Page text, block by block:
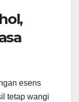
esens
tetap wangi